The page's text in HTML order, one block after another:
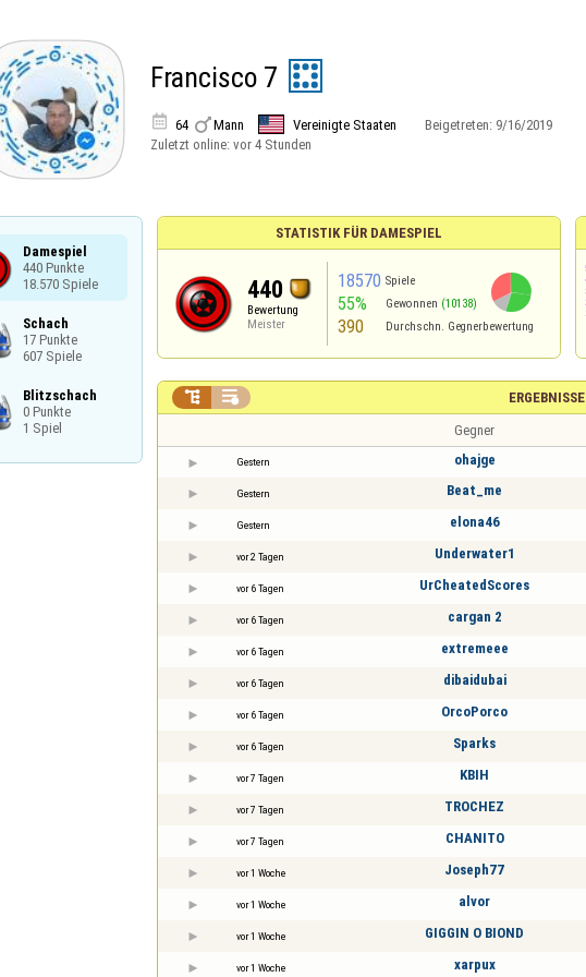
Francisco 7
 64 Mann Vereinigte Staaten Beigetreten: 9/16/2019
Zuletzt online: vor 4 Stunden
Damespiel
440 Punkte
18.570 Spiele
Schach
17 Punkte
607 Spiele
Blitzschach
0 Punkte
1 Spiel
STATISTIK FÜR DAMESPIEL
440
Bewertung
Meister
18570 Spiele
55% Gewonnen (10138)
390 Durchschn. Gegnerbewertung
ERGEBNISSE
 
Gegner
Gestern ohajge
Gestern Beat_me
Gestern elona46
vor 2 Tagen Underwater1
vor 6 Tagen UrCheatedScores
vor 6 Tagen cargan 2
vor 6 Tagen extremeee
vor 6 Tagen dibaidubai
vor 6 Tagen OrcoPorco
vor 6 Tagen Sparks
vor 7 Tagen KBIH
vor 7 Tagen TROCHEZ
vor 7 Tagen CHANITO
vor 1 Woche Joseph77
vor 1 Woche alvor
vor 1 Woche GIGGIN O BIOND
vor 1 Woche xarpux